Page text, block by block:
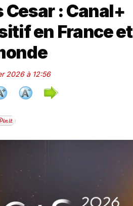
Cesar : Canal+
en France et
2026 à 12:56